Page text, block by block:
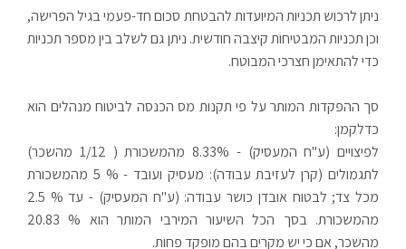
ניתן לרכוש תכניות המיועדות להבטחת סכום חד-פעמי בגיל הפרישה,
וכן תכניות המבטיחות קיצבה חודשית. ניתן גם לשלב בין מספר תכניות
כדי להתאימן חצרכי המבוטח.
סך ההפקדות המותר על פי תקנות מס הכנסה לביטוח מנהלים הוא
כדלקמן:
לפיצויים (ע"ח המעסיק) - 8.33% מהמשכורת ( 1/12 מהשכר)
לתגמולים (קרן לעזיבת עבודה): מעסיק ועובד - % 5 מהמשכורת
מכל צד; לבטוח אובדן כושר עבודה: (ע"ח המעסיק) - עד % 2.5
מהמשכורת. בסך הכל השיעור המירבי המותר הוא % 20.83
מהשכר, אם כי יש מקרים בהם מופקד פחות.